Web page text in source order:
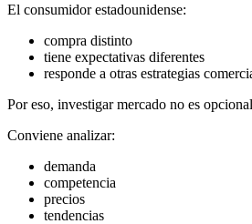
El consumidor estadounidense:
compra distinto
tiene expectativas diferentes
responde a otras estrategias
Por eso, investigar mercado no es
Conviene analizar:
demanda
competencia
precios
tendencias